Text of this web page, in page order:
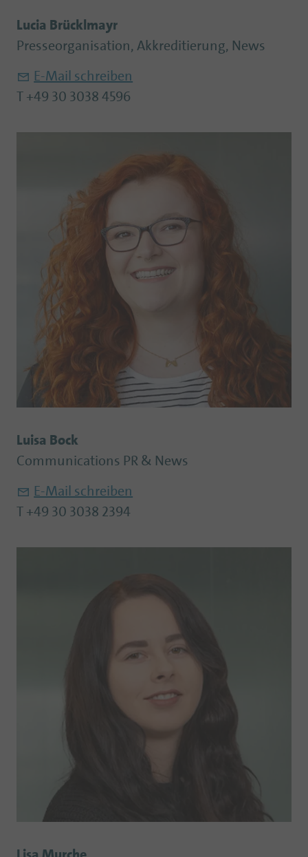
Lucia Brücklmayr
Presseorganisation, Akkreditierung, News
E-Mail schreiben
T +49 30 3038 4596
Luisa Bock
Communications PR & News
E-Mail schreiben
T +49 30 3038 2394